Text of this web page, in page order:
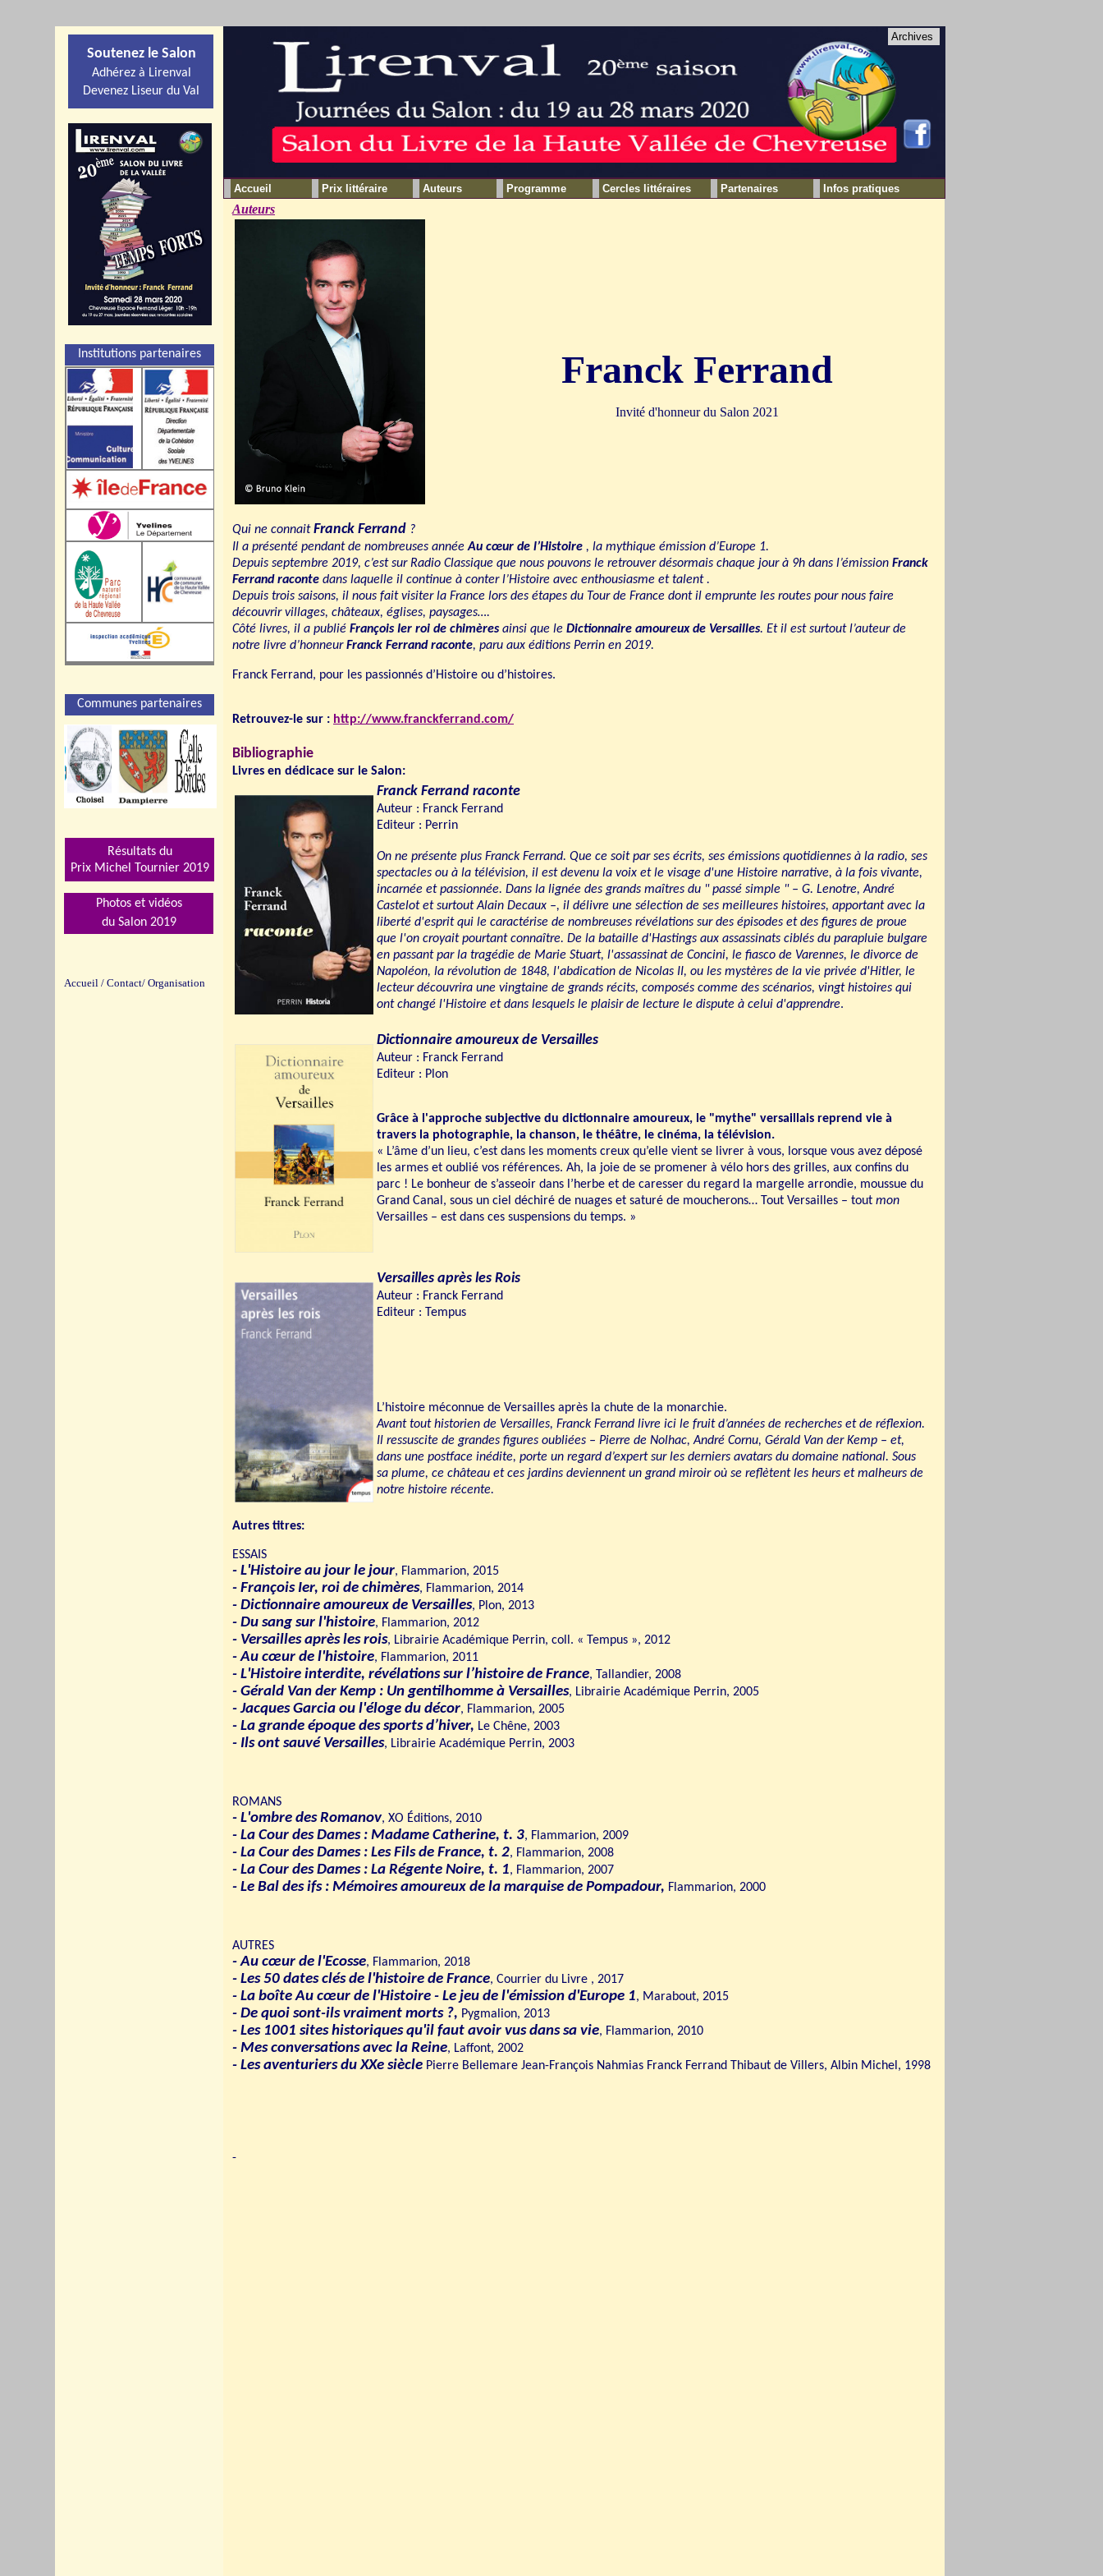
Auteurs
Franck Ferrand
Invité d'honneur du Salon 2021
Qui ne connaitFranck Ferrand ?
Il a présenté pendant de nombreuses annéeAu cœur de l’Histoire , la mythique émission d’Europe 1.
Depuis septembre 2019, c’est sur Radio Classique que nous pouvons le retrouver désormais chaque jour à 9h dans l’émission Franck
Ferrand raconte dans laquelle il continue à conter l’Histoire avec enthousiasme et talent .
Depuis trois saisons, il nous fait visiter la France lors des étapes du Tour de France dont il emprunte les routes pour nous faire
découvrir villages, châteaux, églises, paysages….
Côté livres, il a publié François Ier roi de chimèresainsi que le Dictionnaire amoureux de Versailles. Et il est surtout l’auteur de
notre livre d’honneurFranck Ferrand raconte, paru aux éditions Perrin en 2019.
Franck Ferrand, pour les passionnés d’Histoire ou d’histoires.
Retrouvez-le sur : http://www.franckferrand.com/
Bibliographie
Livres en dédicace sur le Salon:
Franck Ferrand raconte
Auteur : Franck Ferrand
Editeur : Perrin
On ne présente plus Franck Ferrand. Que ce soit par ses écrits, ses émissions quotidiennes à la radio, ses
spectacles ou à la télévision, il est devenu la voix et le visage d'une Histoire narrative, à la fois vivante,
incarnée et passionnée. Dans la lignée des grands maîtres du " passé simple " – G. Lenotre, André
Castelot et surtout Alain Decaux –, il délivre une sélection de ses meilleures histoires, apportant avec la
liberté d'esprit qui le caractérise de nombreuses révélations sur des épisodes et des figures de proue
que l'on croyait pourtant connaître. De la bataille d'Hastings aux assassinats ciblés du parapluie bulgare
en passant par la tragédie de Marie Stuart, l'assassinat de Concini, le fiasco de Varennes, le divorce de
Napoléon, la révolution de 1848, l'abdication de Nicolas II, ou les mystères de la vie privée d'Hitler, le
lecteur découvrira une vingtaine de grands récits, composés comme des scénarios, vingt histoires qui
ont changé l'Histoire et dans lesquels le plaisir de lecture le dispute à celui d'apprendre.
Dictionnaire amoureux de Versailles
Auteur : Franck Ferrand
Editeur : Plon
Grâce à l'approche subjective du dictionnaire amoureux, le "mythe" versaillais reprend vie à
travers la photographie, la chanson, le théâtre, le cinéma, la télévision.
« L’âme d’un lieu, c’est dans les moments creux qu’elle vient se livrer à vous, lorsque vous avez déposé
les armes et oublié vos références. Ah, la joie de se promener à vélo hors des grilles, aux confins du
parc ! Le bonheur de s’asseoir dans l’herbe et de caresser du regard la margelle arrondie, moussue du
Grand Canal, sous un ciel déchiré de nuages et saturé de moucherons… Tout Versailles – tout mon
Versailles – est dans ces suspensions du temps. »
Versailles après les Rois
Auteur : Franck Ferrand
Editeur : Tempus
L’histoire méconnue de Versailles après la chute de la monarchie.
Avant tout historien de Versailles, Franck Ferrand livre ici le fruit d’années de recherches et de réflexion.
Il ressuscite de grandes figures oubliées – Pierre de Nolhac, André Cornu, Gérald Van der Kemp – et,
dans une postface inédite, porte un regard d’expert sur les derniers avatars du domaine national. Sous
sa plume, ce château et ces jardins deviennent un grand miroir où se reflètent les heurs et malheurs de
notre histoire récente.
Autres titres:
ESSAIS
- L'Histoire au jour le jour, Flammarion, 2015
- François Ier, roi de chimères, Flammarion, 2014
- Dictionnaire amoureux de Versailles, Plon, 2013
- Du sang sur l'histoire, Flammarion, 2012
- Versailles après les rois, Librairie Académique Perrin, coll. « Tempus », 2012
- Au cœur de l'histoire, Flammarion, 2011
- L'Histoire interdite, révélations sur l’histoire de France, Tallandier, 2008
- Gérald Van der Kemp : Un gentilhomme à Versailles, Librairie Académique Perrin, 2005
- Jacques Garcia ou l'éloge du décor, Flammarion, 2005
- La grande époque des sports d’hiver, Le Chêne, 2003
- Ils ont sauvé Versailles, Librairie Académique Perrin, 2003
ROMANS
- L'ombre des Romanov, XO Éditions, 2010
- La Cour des Dames : Madame Catherine, t. 3, Flammarion, 2009
- La Cour des Dames : Les Fils de France, t. 2, Flammarion, 2008
- La Cour des Dames : La Régente Noire, t. 1, Flammarion, 2007
- Le Bal des ifs : Mémoires amoureux de la marquise de Pompadour, Flammarion, 2000
AUTRES
- Au cœur de l'Ecosse, Flammarion, 2018
- Les 50 dates clés de l'histoire de France, Courrier du Livre , 2017
- La boîte Au cœur de l'Histoire - Le jeu de l'émission d'Europe 1, Marabout, 2015
- De quoi sont-ils vraiment morts ?, Pygmalion, 2013
- Les 1001 sites historiques qu'il faut avoir vus dans sa vie, Flammarion, 2010
- Mes conversations avec la Reine, Laffont, 2002
- Les aventuriers du XXe siècle Pierre Bellemare Jean-François Nahmias Franck Ferrand Thibaut de Villers, Albin Michel, 1998
-
Accueil Cercles littéraires
Prix littéraire Auteurs Programme Partenaires Infos pratiques
Soutenez le Salon
Adhérez à Lirenval
Devenez Liseur du Val
Accueil / Contact/ Organisation
Institutions partenaires
Communes partenaires
Photos et vidéos
du Salon 2019
Résultats du
Prix Michel Tournier 2019
Archives